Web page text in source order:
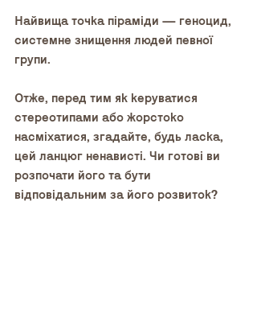
Найвища точка піраміди — геноцид,
системне знищення людей певної
групи.
Отже, перед тим як керуватися
стереотипами або жорстоко
насміхатися, згадайте, будь ласка,
цей ланцюг ненависті. Чи готові ви
розпочати його та бути
відповідальним за його розвиток?